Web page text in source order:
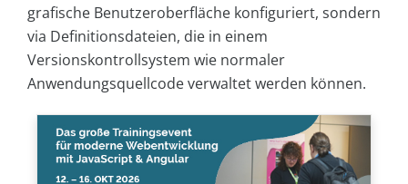
grafische Benutzeroberfläche konfiguriert, sondern
via Definitionsdateien, die in einem
Versionskontrollsystem wie normaler
Anwendungsquellcode verwaltet werden können.